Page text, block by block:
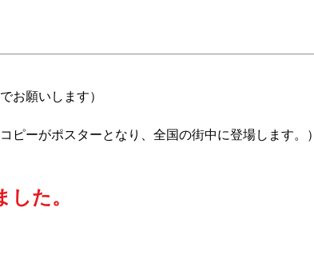
お願いします）
ーがポスターとなり、全国の街中に登場します。）
た。